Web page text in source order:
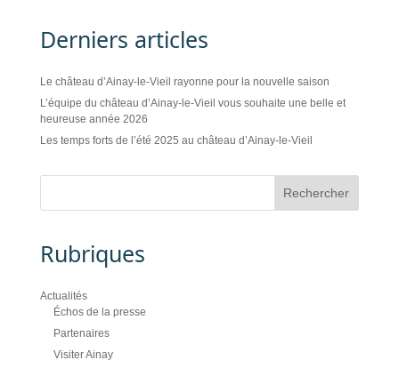
Derniers articles
Le château d’Ainay-le-Vieil rayonne pour la nouvelle saison
L’équipe du château d’Ainay-le-Vieil vous souhaite une belle et
heureuse année 2026
Les temps forts de l’été 2025 au château d’Ainay-le-Vieil
Rubriques
Actualités
Échos de la presse
Partenaires
Visiter Ainay